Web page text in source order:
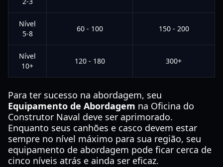
Nível
5-8
60 - 100 150 - 200
Nível
10+
120 - 180 300+
Para ter sucesso na abordagem, seu
Equipamento de Abordagem na Oficina do
Construtor Naval deve ser aprimorado.
Enquanto seus canhões e casco devem estar
sempre no nível máximo para sua região, seu
equipamento de abordagem pode ficar cerca de
cinco níveis atrás e ainda ser eficaz.